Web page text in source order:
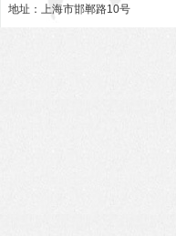
地址：上海市邯郸路10号